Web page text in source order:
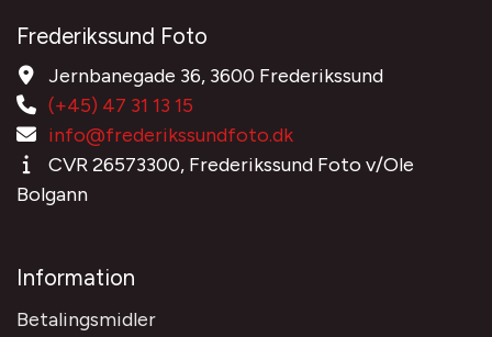
Frederikssund Foto
Jernbanegade 36, 3600 Frederikssund
(+45) 47 31 13 15
info@frederikssundfoto.dk
CVR 26573300, Frederikssund Foto v/Ole
Bolgann
Information
Betalingsmidler